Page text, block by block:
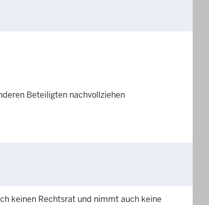
Beteiligten nachvollziehen
keinen Rechtsrat und nimmt auch keine